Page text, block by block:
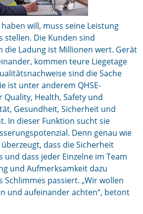
will, muss seine Leistung
stellen. Die Kunden sind
die Ladung ist Millionen wert. Gerät
kommen teure Liegetage
sind die Sache
ist unter anderem QHSE-
Quality, Health, Safety und
Gesundheit, Sicherheit und
In dieser Funktion sucht sie
Denn genau wie
dass die Sicherheit
und dass jeder Einzelne im Team
und Aufmerksamkeit dazu
Schlimmes passiert. „Wir wollen
und aufeinander achten“, betont